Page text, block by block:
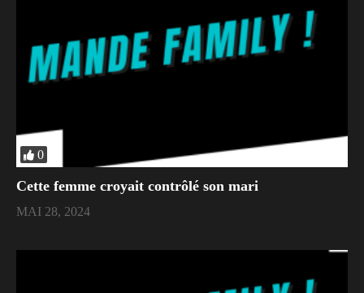
0
Cette femme croyait contrôlé son mari
MAI 28, 2024